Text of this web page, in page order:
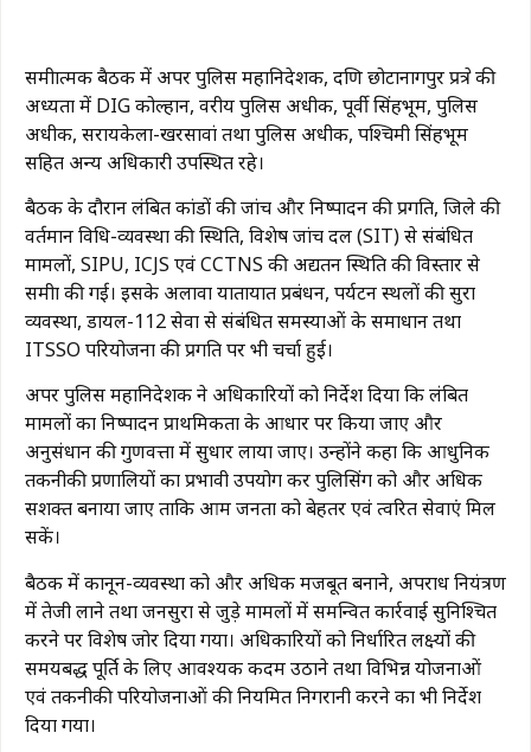
समीक्षात्मक बैठक में अपर पुलिस महानिदेशक, दक्षिण छोटानागपुर प्रक्षेत्र की
अध्यक्षता में DIG कोल्हान, वरीय पुलिस अधीक्षक, पूर्वी सिंहभूम, पुलिस
अधीक्षक, सरायकेला-खरसावां तथा पुलिस अधीक्षक, पश्चिमी सिंहभूम
सहित अन्य अधिकारी उपस्थित रहे।
बैठक के दौरान लंबित कांडों की जांच और निष्पादन की प्रगति, जिले की
वर्तमान विधि-व्यवस्था की स्थिति, विशेष जांच दल (SIT) से संबंधित
मामलों, SIPU, ICJS एवं CCTNS की अद्यतन स्थिति की विस्तार से
समीक्षा की गई। इसके अलावा यातायात प्रबंधन, पर्यटन स्थलों की सुरक्षा
व्यवस्था, डायल-112 सेवा से संबंधित समस्याओं के समाधान तथा
ITSSO परियोजना की प्रगति पर भी चर्चा हुई।
अपर पुलिस महानिदेशक ने अधिकारियों को निर्देश दिया कि लंबित
मामलों का निष्पादन प्राथमिकता के आधार पर किया जाए और
अनुसंधान की गुणवत्ता में सुधार लाया जाए। उन्होंने कहा कि आधुनिक
तकनीकी प्रणालियों का प्रभावी उपयोग कर पुलिसिंग को और अधिक
सशक्त बनाया जाए ताकि आम जनता को बेहतर एवं त्वरित सेवाएं मिल
सकें।
बैठक में कानून-व्यवस्था को और अधिक मजबूत बनाने, अपराध नियंत्रण
में तेजी लाने तथा जनसुरक्षा से जुड़े मामलों में समन्वित कार्रवाई सुनिश्चित
करने पर विशेष जोर दिया गया। अधिकारियों को निर्धारित लक्ष्यों की
समयबद्ध पूर्ति के लिए आवश्यक कदम उठाने तथा विभिन्न योजनाओं
एवं तकनीकी परियोजनाओं की नियमित निगरानी करने का भी निर्देश
दिया गया।